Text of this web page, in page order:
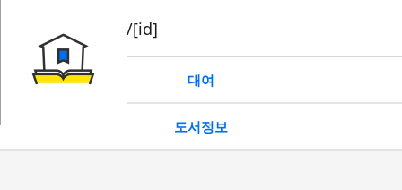
book/rent/[id]
대여
도서정보